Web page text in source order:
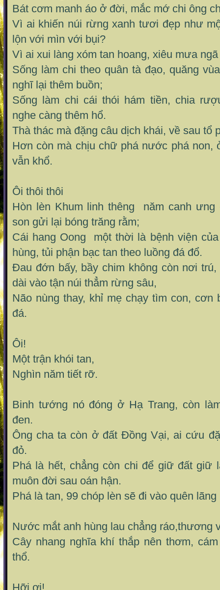
Bát cơm manh áo ở đời, mắc mớ chi ông
Vì ai khiến núi rừng xanh tươi đẹp như
lộn với mìn với bụi?
Vì ai xui làng xóm tan hoang, xiêu mưa
Sống làm chi theo quân tà đạo, quăng
nghĩ lại thêm buồn;
Sống làm chi cái thói hám tiền, chia
nghe càng thêm hổ.
Thà thác mà đặng câu dịch khái, về sau tổ
Hơn còn mà chịu chữ phá nước phá non,
vẫn khổ.
Ôi thôi thôi
Hòn lèn Khum linh thêng năm canh ưng
son gửi lại bóng trăng rằm;
Cái hang Oong một thời là bệnh viện
hùng, tủi phận bạc tan theo luồng đá đổ.
Đau đớn bấy, bầy chim không còn nơi
dài vào tận núi thẳm rừng sâu,
Não nùng thay, khỉ mẹ chạy tìm con, cơn
đá.
Ôi!
Một trận khói tan,
Nghìn năm tiết rỡ.
Binh tướng nó đóng ở Hạ Trang, còn
đen.
Ông cha ta còn ở đất Đồng Vại, ai cứu
đỏ.
Phá là hết, chẳng còn chi để giữ đất giữ
muôn đời sau oán hận.
Phá là tan, 99 chóp lèn sẽ đi vào quên lãng
Nước mắt anh hùng lau chẳng ráo,thương
Cây nhang nghĩa khí thắp nên thơm,
thổ.
Hỡi ơi!